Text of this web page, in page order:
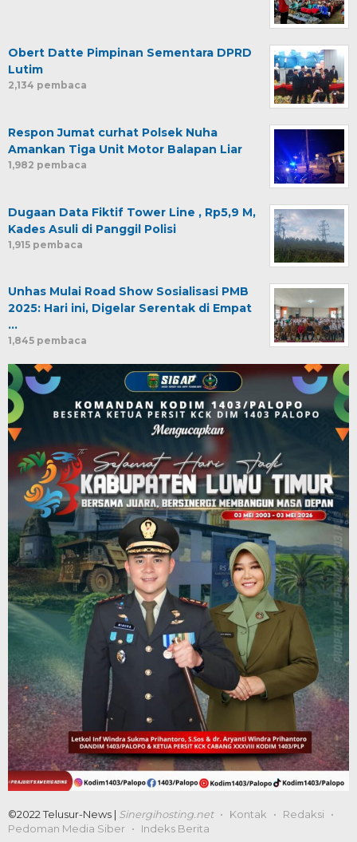
Obert Datte Pimpinan Sementara DPRD
Lutim
2,134 pembaca
Respon Jumat curhat Polsek Nuha
Amankan Tiga Unit Motor Balapan Liar
1,982 pembaca
Dugaan Data Fiktif Tower Line , Rp5,9 M,
Kades Asuli di Panggil Polisi
1,915 pembaca
Unhas Mulai Road Show Sosialisasi PMB
2025: Hari ini, Digelar Serentak di Empat
…
1,845 pembaca
©2022 Telusur-News | Sinergihosting.net Kontak
Redaksi
Pedoman Media Siber
Indeks Berita